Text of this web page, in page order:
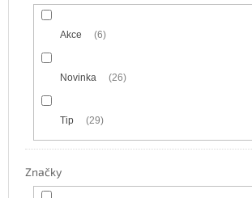
Akce 6
Novinka 26
Tip 29
Značky